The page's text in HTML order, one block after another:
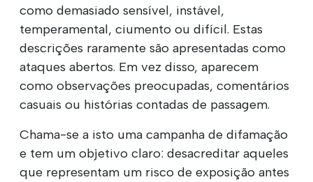
como demasiado sensível, instável,
temperamental, ciumento ou difícil. Estas
descrições raramente são apresentadas como
ataques abertos. Em vez disso, aparecem
como observações preocupadas, comentários
casuais ou histórias contadas de passagem.
Chama-se a isto uma campanha de difamação
e tem um objetivo claro: desacreditar aqueles
que representam um risco de exposição antes